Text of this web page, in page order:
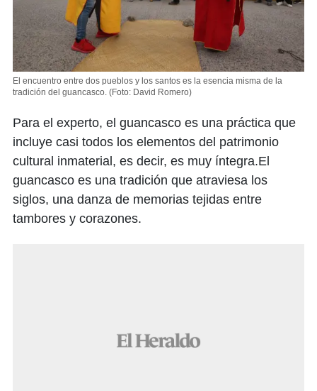
El encuentro entre dos pueblos y los santos es la esencia misma de la
tradición del guancasco. (Foto: David Romero)
Para el experto, el guancasco es una práctica que
incluye casi todos los elementos del patrimonio
cultural inmaterial, es decir, es muy íntegra.El
guancasco es una tradición que atraviesa los
siglos, una danza de memorias tejidas entre
tambores y corazones.